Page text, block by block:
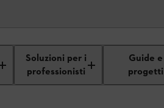
Soluzioni per i
professionisti
Guide e
progetti